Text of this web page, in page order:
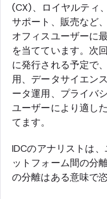
(CX)、ロイヤルティ
サポート、販売など
オフィスユーザーに
を当てています。次
に発行される予定で
用、データサイエン
ータ運用、プライバ
ユーザーにより適し
てます。
IDCのアナリストは
ットフォーム間の分
の分離はある意味で